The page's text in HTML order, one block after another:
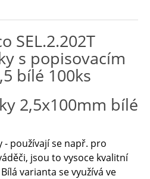
SEL.2.202T
s popisovacím
bílé 100ks
2,5x100mm bílé
- používají se např. pro
jsou to vysoce kvalitní
varianta se využívá ve